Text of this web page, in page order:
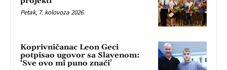
Petak, 7. kolovoza 2026.
Koprivničanac Leon Geci
potpisao ugovor sa Slavenom:
‘Sve ovo mi puno znači’